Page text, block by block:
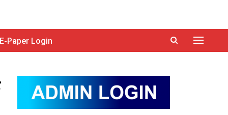
E-Paper Login